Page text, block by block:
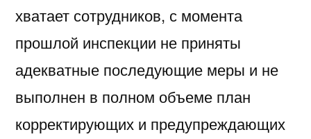
хватает сотрудников, с момента
прошлой инспекции не приняты
адекватные последующие меры и не
выполнен в полном объеме план
корректирующих и предупреждающих